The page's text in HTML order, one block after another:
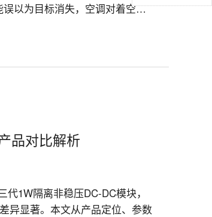
以为目标消失，空调对着空处
比3D多出了什么？又能为智能
品对比解析
1W隔离非稳压DC-DC模块，
异显著。本文从产品定位、参数